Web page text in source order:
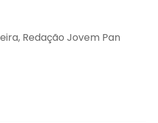
Redação Jovem Pan